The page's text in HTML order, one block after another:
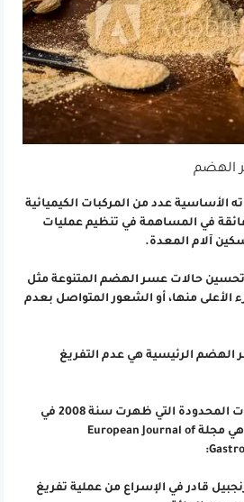
الهضم
الأساسية عدد من المركبات الكيميائية
في المساهمة في تنظيم عمليات
آلام المعدة.
تحسين حالات عسر الهضم المتنوعة مثل
الأعلى منها، أو الشعور المتواصل بعدم
الرئيسية هي عدم التفريغ
لذلك، وطبقاً لأحد الدراسات المحدودة التي ظهرت سنة 2008 في
إحدى المجالات العالمية وهي مجلة European Journal of
قادر في الإسراع من عملية تفريغ